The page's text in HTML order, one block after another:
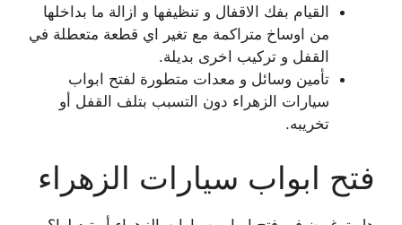
القيام بفك الاقفال و تنظيفها و ازالة ما بداخلها
من اوساخ متراكمة مع تغير اي قطعة متعطلة في
القفل و تركيب اخرى بديلة.
تأمين وسائل و معدات متطورة لفتح ابواب
سيارات الزهراء دون التسبب بتلف القفل أو
تخريبه.
فتح ابواب سيارات الزهراء